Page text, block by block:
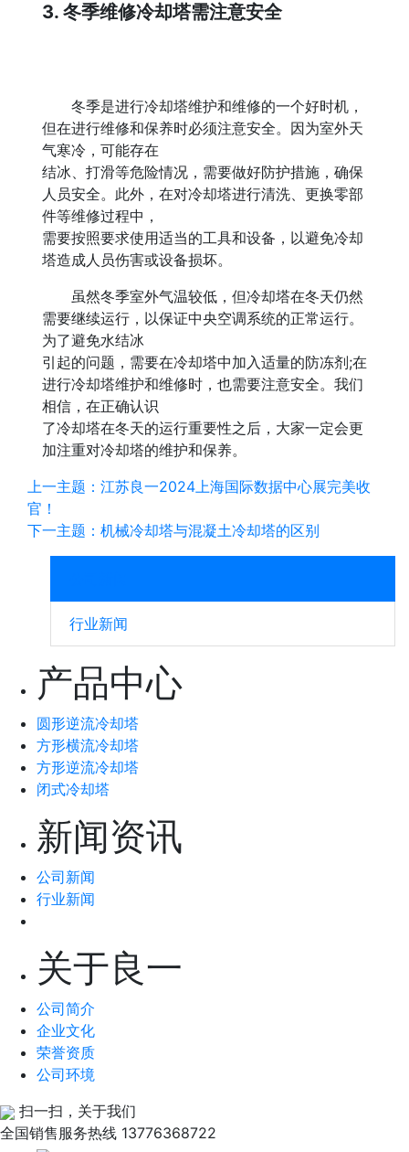
3. 冬季维修冷却塔需注意安全
冬季是进行冷却塔维护和维修的一个好时机，
但在进行维修和保养时必须注意安全。因为室外天
气寒冷，可能存在
结冰、打滑等危险情况，需要做好防护措施，确保
人员安全。此外，在对冷却塔进行清洗、更换零部
件等维修过程中，
需要按照要求使用适当的工具和设备，以避免冷却
塔造成人员伤害或设备损坏。
虽然冬季室外气温较低，但冷却塔在冬天仍然
需要继续运行，以保证中央空调系统的正常运行。
为了避免水结冰
引起的问题，需要在冷却塔中加入适量的防冻剂;在
进行冷却塔维护和维修时，也需要注意安全。我们
相信，在正确认识
了冷却塔在冬天的运行重要性之后，大家一定会更
加注重对冷却塔的维护和保养。
上一主题：江苏良一2024上海国际数据中心展完美收
官！
下一主题：机械冷却塔与混凝土冷却塔的区别
行业新闻
产品中心
圆形逆流冷却塔
方形横流冷却塔
方形逆流冷却塔
闭式冷却塔
新闻资讯
公司新闻
行业新闻
关于良一
公司简介
企业文化
荣誉资质
公司环境
扫一扫，关于我们
全国销售服务热线 13776368722